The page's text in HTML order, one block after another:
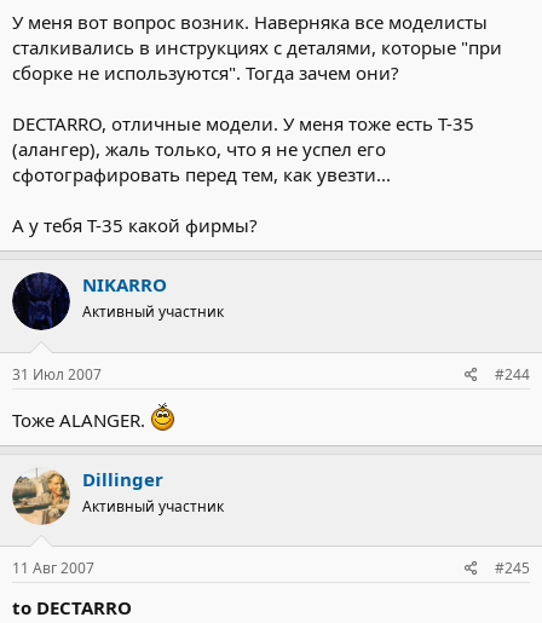
У меня вот вопрос возник. Наверняка все моделисты
сталкивались в инструкциях с деталями, которые "при
сборке не используются". Тогда зачем они?
DECTARRO, отличные модели. У меня тоже есть Т-35
(алангер), жаль только, что я не успел его
сфотографировать перед тем, как увезти...
А у тебя Т-35 какой фирмы?
NIKARRO
Активный участник
31 Июл 2007 #244
Тоже ALANGER.
Dillinger
Активный участник
11 Авг 2007 #245
to DECTARRO